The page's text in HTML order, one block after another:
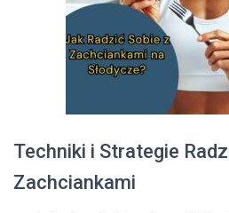
Techniki i Strategie
Zachciankami